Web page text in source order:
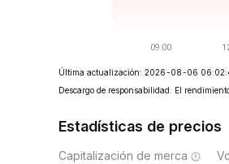
Última actualización: 2026-08-06
Descargo de responsabilidad: El
Estadísticas de precios
Capitalización de merca